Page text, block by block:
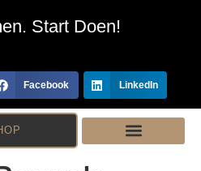
Start Doen!
Facebook LinkedIn